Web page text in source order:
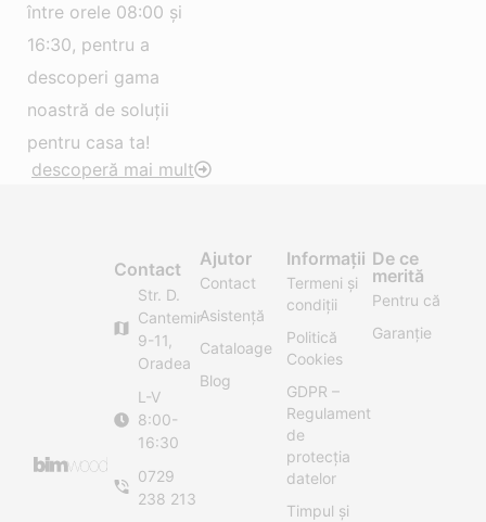
între orele 08:00 și
16:30, pentru a
descoperi gama
noastră de soluții
pentru casa ta!
descoperă mai mult
Contact
Str. D.
Cantemir
9-11,
Oradea
L-V
8:00-
16:30
0729
238 213
Ajutor
Contact
Asistență
Cataloage
Blog
Informații
Termeni și
condiții
Politică
Cookies
GDPR –
Regulament
de
protecția
datelor
Timpul și
De ce
merită
Pentru că
Garanție